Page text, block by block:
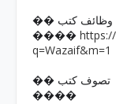
�� وظائف کتب
����
q=Wazaif&m=1
�� تصوف کتب
����